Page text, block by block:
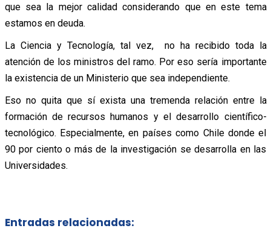
que sea la mejor calidad considerando que en este tema
estamos en deuda.
La Ciencia y Tecnología, tal vez, no ha recibido toda la
atención de los ministros del ramo. Por eso sería importante
la existencia de un Ministerio que sea independiente.
Eso no quita que sí exista una tremenda relación entre la
formación de recursos humanos y el desarrollo científico-
tecnológico. Especialmente, en países como Chile donde el
90 por ciento o más de la investigación se desarrolla en las
Universidades.
Entradas relacionadas: